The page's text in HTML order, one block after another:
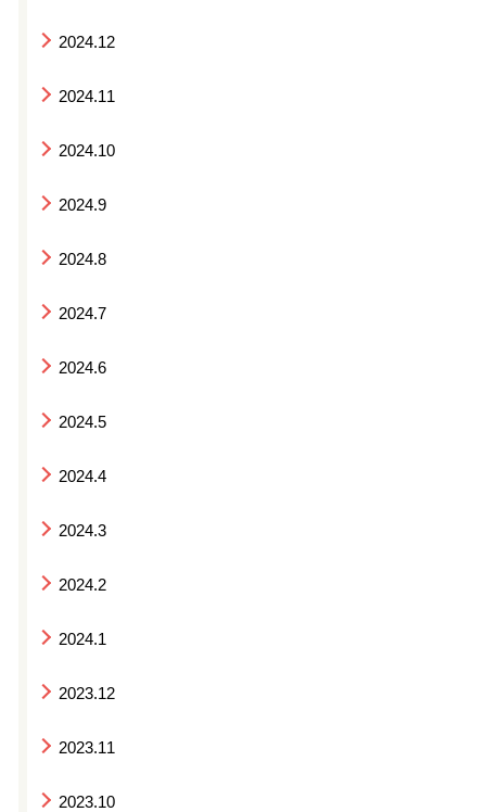
2024.12
2024.11
2024.10
2024.9
2024.8
2024.7
2024.6
2024.5
2024.4
2024.3
2024.2
2024.1
2023.12
2023.11
2023.10